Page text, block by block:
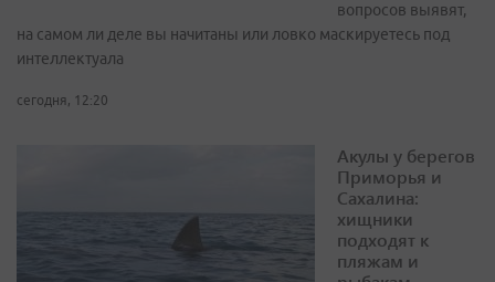
вопросов выявят,
на самом ли деле вы начитаны или ловко маскируетесь под
интеллектуала
сегодня, 12:20
Акулы у берегов
Приморья и
Сахалина:
хищники
подходят к
пляжам и